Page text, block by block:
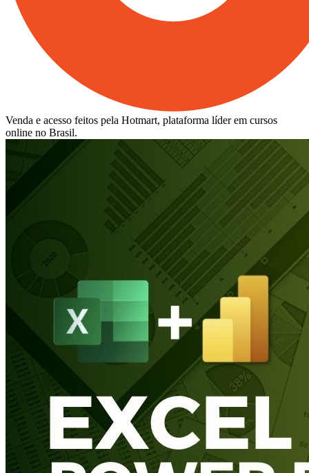
Venda e acesso feitos pela Hotmart, plataforma líder em cursos
online no Brasil.